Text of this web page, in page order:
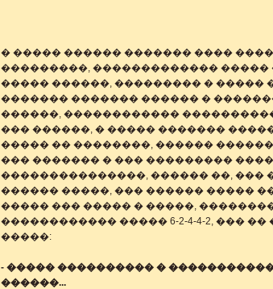
� ����� ������ ������� ����
���������, ������������� �����
����� ������, ��������� �
������� ������� ������ �
������, ������������
��� ������, � ����� �������
����� �� ��������, ������
��� ������� � ��� ���������
���������������, ������ ��, ���
������ �����, ��� ������ �����
����� ��� ����� � �����,
������������ ����� 6-2-4-4-2, ���
�����:
- ����� ���������� �
������...